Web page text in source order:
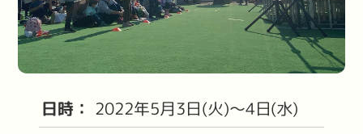
日時： 2022年5月3日(火)〜4日(水)